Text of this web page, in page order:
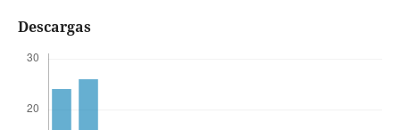
Descargas